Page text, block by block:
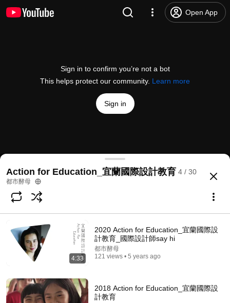
Open App
Sign in to confirm you’re not a bot
This helps protect our community. Learn more
Sign in
2018 Action for Education_宜蘭國際設計教育_印度
@111cityyeast
Subscribe
Comments
Comment...
Action for Education_宜蘭國際設計教育 4 / 30
都市酵母
4:33
2020 Action for Education_宜蘭國際設
計教育_國際設計師say hi
都市酵母
121 views • 5 years ago
2018 Action for Education_宜蘭國際設
計教育